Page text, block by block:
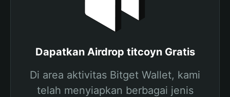
Dapatkan Airdrop titcoyn Gratis
Di area aktivitas Bitget Wallet, kami
telah menyiapkan berbagai jenis